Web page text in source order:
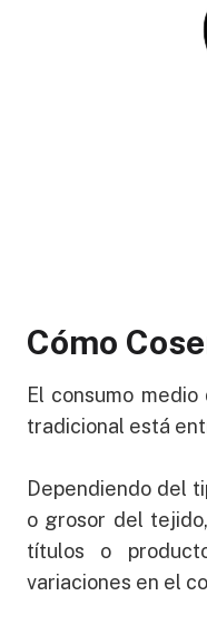
Cómo
El consumo
tradicional está
Dependiendo del
o grosor del
títulos o
variaciones en el